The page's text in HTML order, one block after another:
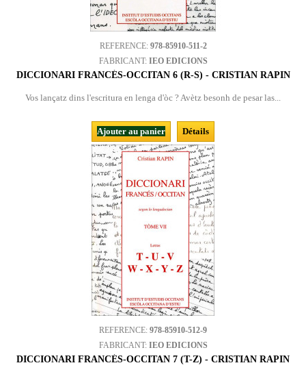
REFERENCE: 978-85910-511-2
FABRICANT: IEO EDICIONS
DICCIONARI FRANCÉS-OCCITAN 6 (R-S) - CRISTIAN RAPIN
Vos lançatz dins l'escritura en lenga d'òc ? Avètz besonh de pesar las...
Ajouter au panier Détails
REFERENCE: 978-85910-512-9
FABRICANT: IEO EDICIONS
DICCIONARI FRANCÉS-OCCITAN 7 (T-Z) - CRISTIAN RAPIN